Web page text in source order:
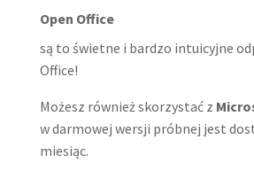
Open Office
są to świetne i bardzo intuicyjne
Office!
Możesz również skorzystać z
w darmowej wersji próbnej jest
miesiąc.